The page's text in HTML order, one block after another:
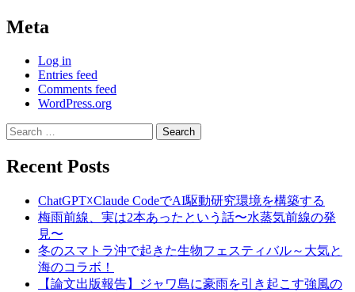
Meta
Log in
Entries feed
Comments feed
WordPress.org
Search
for:
Recent Posts
ChatGPT☓Claude CodeでAI駆動研究環境を構築する
梅雨前線、実は2本あったという話〜水蒸気前線の発
見〜
冬のスマトラ沖で起きた生物フェスティバル～大気と
海のコラボ！
【論文出版報告】ジャワ島に豪雨を引き起こす強風の